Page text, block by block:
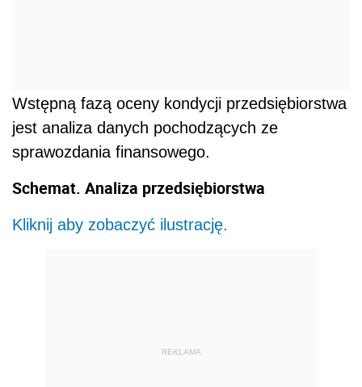
Wstępną fazą oceny kondycji przedsiębiorstwa
jest analiza danych pochodzących ze
sprawozdania finansowego.
Schemat. Analiza przedsiębiorstwa
Kliknij aby zobaczyć ilustrację.
REKLAMA